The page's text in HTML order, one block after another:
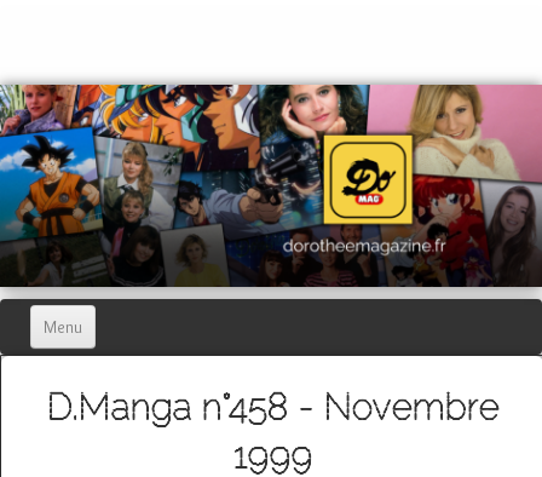
Menu
Dorothée Magazine ▼
D.Manga n°458 - Novembre
1999